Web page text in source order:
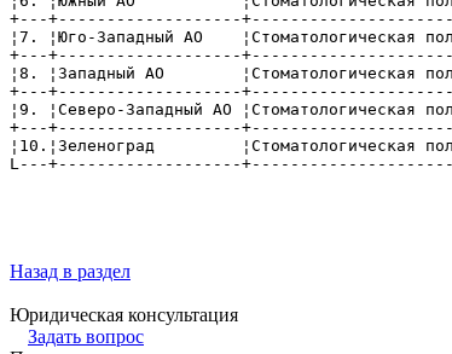
+---+-------------------
¦7. ¦Юго-Западный АО    ¦Стоматологическая
+---+-------------------
¦8. ¦Западный АО        ¦Стоматологическая
+---+-------------------
¦9. ¦Северо-Западный АО ¦Стоматологическая
+---+-------------------
¦10.¦Зеленоград         ¦Стоматологическая
L---+-------------------
Назад в раздел
Юридическая консультация
Задать вопрос